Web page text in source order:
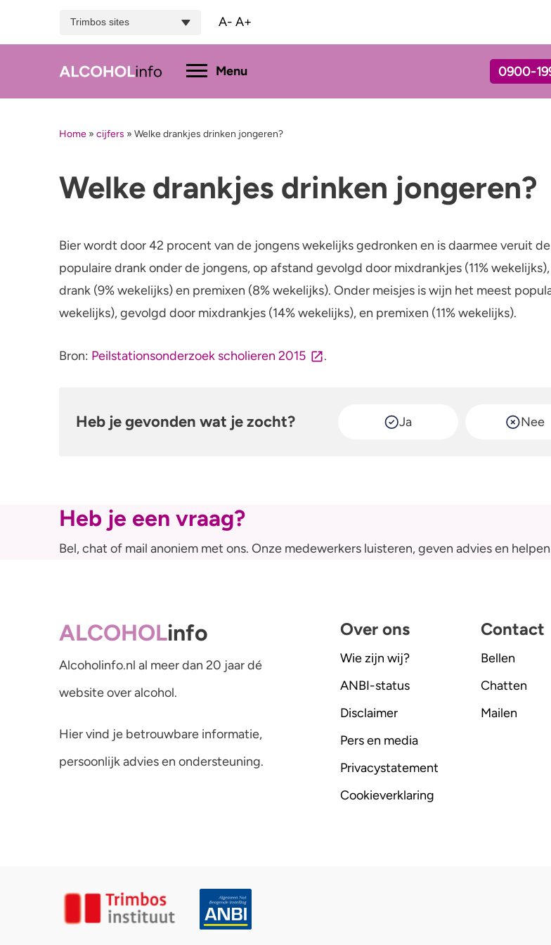
Trimbos sites A- A+
MenuHoofdmenu 0900-
Menu
Feiten & tips
Minder drinken of stoppen?
Bezorgd om iemand
Hulp
Gezondheid
Verslaving
Verkeer
Wet
Alcohol en medicijnen
Test je drinkgedrag
Uitgebreide drinktest
Wat drink jij?
Alcohol en opvoeden
Standaardglazen
calorieën
Home » cijfers » Welke drankjes drinken jongeren?
Welke drankjes drinken jongeren?
Bier wordt door 42 procent van de jongens wekelijks gedronken en is daarmee veruit
populaire drank onder de jongens, op afstand gevolgd door mixdrankjes (11%
drank (9% wekelijks) en premixen (8% wekelijks). Onder meisjes is wijn het meest
wekelijks), gevolgd door mixdrankjes (14% wekelijks), en premixen (11% wekelijks).
Bron: Peilstationsonderzoek scholieren 2015 .
Heb je gevonden wat je zocht? Ja Nee
Heb je een vraag?
Bel, chat of mail anoniem met ons. Onze medewerkers luisteren, geven advies en
ALCOHOLinfo
Alcoholinfo.nl al meer dan 20 jaar dé
website over alcohol.
Hier vind je betrouwbare informatie,
persoonlijk advies en ondersteuning.
Over ons
Wie zijn wij?
ANBI-status
Disclaimer
Pers en media
Privacystatement
Cookieverklaring
Contact
Bellen
Chatten
Mailen